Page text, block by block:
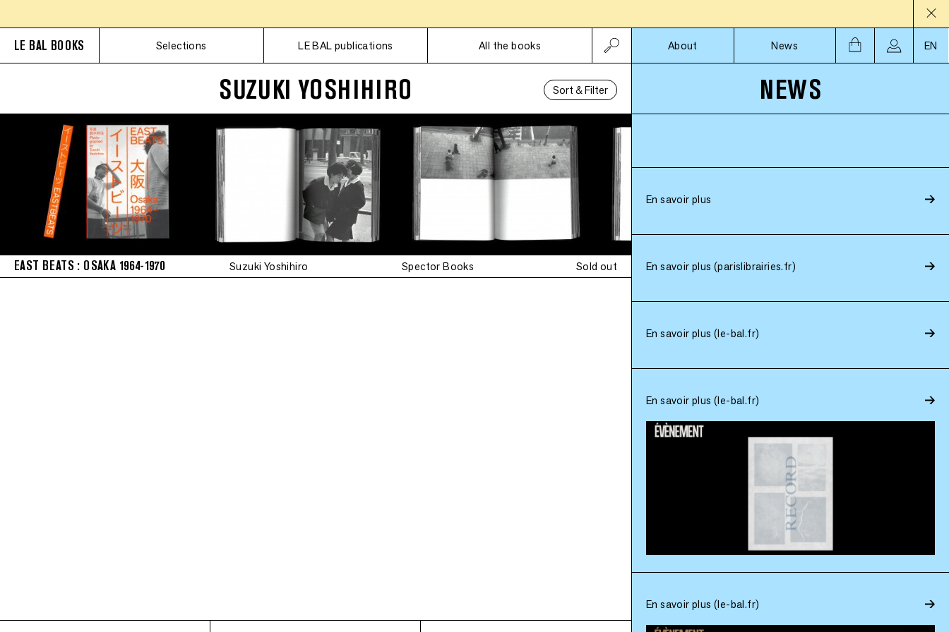
LE BAL BOOKS Selections LE BAL publications All the books
Subscriptions
About
News EN
SUZUKI YOSHIHIRO Sort & Filter
EAST BEATS : OSAKA 1964-1970 Suzuki Yoshihiro Spector Books Sold out
NEWS
En savoir plus
En savoir plus (parislibrairies.fr)
En savoir plus (le-bal.fr)
En savoir plus (le-bal.fr)
En savoir plus (le-bal.fr)